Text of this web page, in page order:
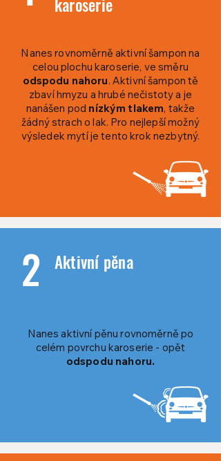
karoserie
Nanes rovnoměrně aktivní šampon na
celou plochu karoserie, ve směru
odspodu nahoru. Aktivní šampon tě
zbaví hmyzu a hrubé nečistoty a je
nanášen pod nízkým tlakem, takže
žádný strach o lak. Pro nejlepší možný
výsledek mytí je tento krok nezbytný.
2 Aktivní pěna
Nanes aktivní pěnu rovnoměrně po
celém povrchu karoserie - opět
odspodu nahoru.